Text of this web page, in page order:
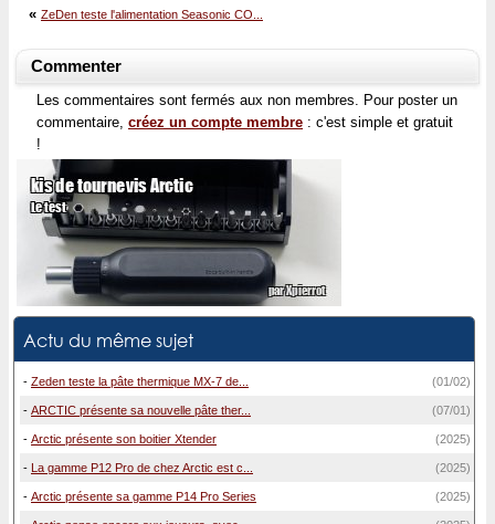
« ZeDen teste l'alimentation Seasonic CO...
Commenter
Les commentaires sont fermés aux non membres. Pour poster un
commentaire, créez un compte membre : c'est simple et gratuit
!
Actu du même sujet
- Zeden teste la pâte thermique MX-7 de... (01/02)
- ARCTIC présente sa nouvelle pâte ther... (07/01)
- Arctic présente son boitier Xtender (2025)
- La gamme P12 Pro de chez Arctic est c... (2025)
- Arctic présente sa gamme P14 Pro Series (2025)